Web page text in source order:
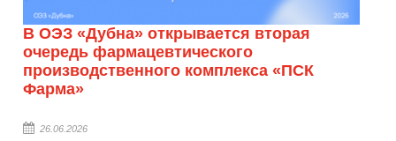
В ОЭЗ «Дубна» открывается вторая
очередь фармацевтического
производственного комплекса «ПСК
Фарма»
26.06.2026